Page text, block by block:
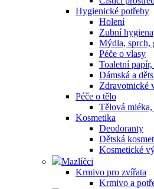
Hygienické potřeby
Holení
Zubní hygiena
Mýdla, sprch,
Péče o vlasy
Toaletní
Dámská a
Zdravotnické
Péče o tělo
Tělová
Kosmetika
Deodoranty
Dětská
Kosmetické
Mazlíčci
Krmivo pro zvířata
Krmivo a